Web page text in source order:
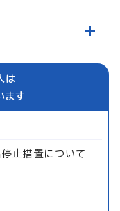
は
ます
止措置について